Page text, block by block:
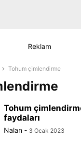
Reklam
Tohum çimlendirme
Tohum
faydaları
Nalan - 3 Ocak 2023